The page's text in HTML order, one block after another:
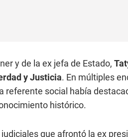
y de la ex jefa de Estado,
y Justicia. En múltiples
referente social había
histórico.
que afrontó la ex